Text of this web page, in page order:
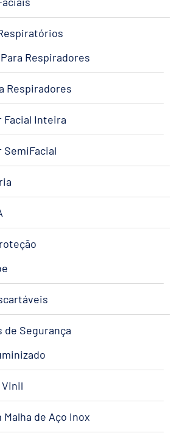
Respiradores
Respiradores
Facial Inteira
SemiFacial
Segurança
Vinil
Malha de Aço Inox